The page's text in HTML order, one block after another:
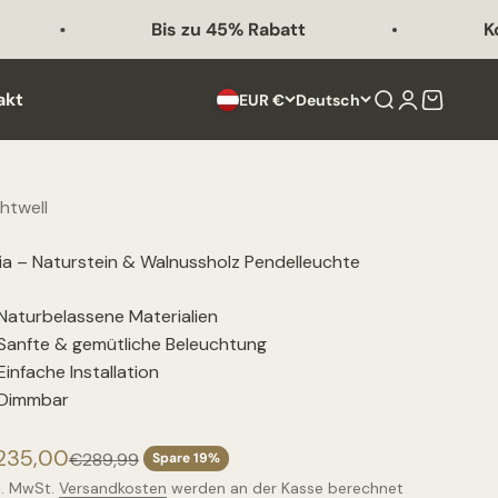
Bis zu 45% Rabatt
EUR € Deutsch SucheAnmelden
– Naturstein & Walnussholz Pendelleuchte
Materialien
& gemütliche Beleuchtung
Installation
Regulärer Preis
€289,99 Spare 19%
MwSt. Versandkosten werden an der Kasse berechnet